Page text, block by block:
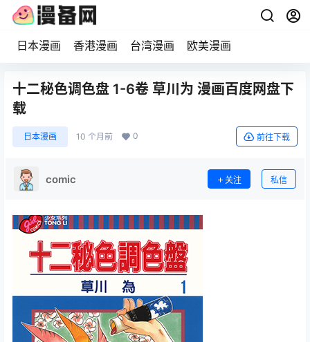
日本漫画 香港漫画 台湾漫画 欧美漫画
十二秘色调色盘 1-6卷 草川为 漫画百度网盘下
载
日本漫画 10 个月前 0 前往下载
comic 关注 私信